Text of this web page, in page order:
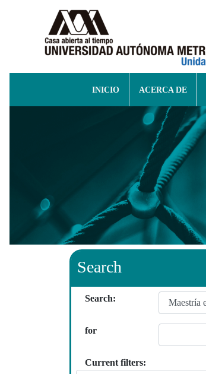
INICIO ACERCA DE
Search
Search:
for
Current filters: